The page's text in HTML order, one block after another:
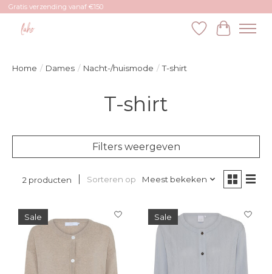
Gratis verzending vanaf €150
Verlanglijst
Home / Dames / Nacht-/huismode / T-shirt
T-shirt
Filters weergeven
2 producten Sorteren op Meest bekeken
Sale Sale